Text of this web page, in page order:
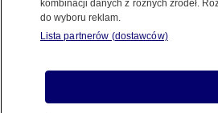
Raz w roku w Korei
nietypowa corrida. Do walki
siebie nie byk i matador, a
kombinacji danych z różnych źródeł.
do wyboru reklam.
Lista partnerów (dostawców)